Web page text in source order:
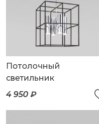
Потолочный
светильник
4 950 ₽